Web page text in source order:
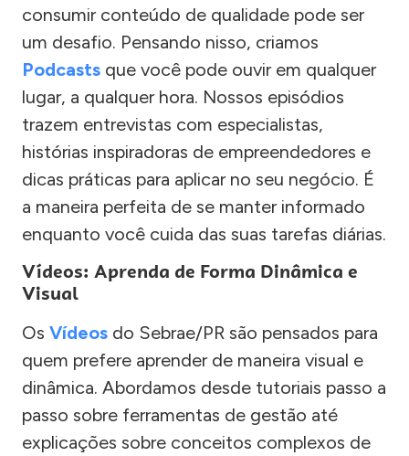
consumir conteúdo de qualidade pode ser
um desafio. Pensando nisso, criamos
Podcasts que você pode ouvir em qualquer
lugar, a qualquer hora. Nossos episódios
trazem entrevistas com especialistas,
histórias inspiradoras de empreendedores e
dicas práticas para aplicar no seu negócio. É
a maneira perfeita de se manter informado
enquanto você cuida das suas tarefas diárias.
Vídeos: Aprenda de Forma Dinâmica e
Visual
Os Vídeos do Sebrae/PR são pensados para
quem prefere aprender de maneira visual e
dinâmica. Abordamos desde tutoriais passo a
passo sobre ferramentas de gestão até
explicações sobre conceitos complexos de